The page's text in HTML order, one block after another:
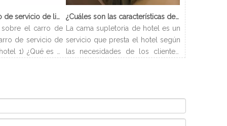
¿Qué es el carro de servicio de limpieza?
sobre el carro de
de servicio de
1) ¿Qué es el
para los
de habitaciones
¿Cuáles son las características de Hotel Cama Supletoria?
La cama supletoria de hotel es un
servicio que presta el hotel según
las necesidades de los clientes.
los clientes. Y este artículo
procedimientos de camas